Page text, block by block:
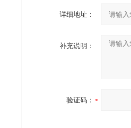
详细地址：
补充说明：
验证码：